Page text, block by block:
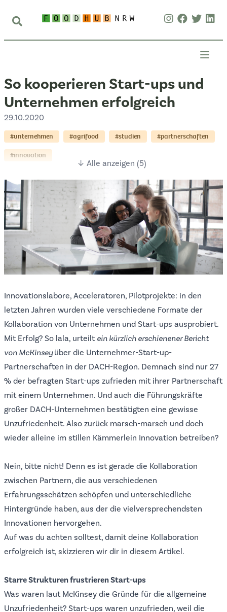
So kooperieren Start-ups und
Unternehmen erfolgreich
29.10.2020
#unternehmen #agrifood #studien
#partnerschaften
#innovation
↓ Alle anzeigen (5)
Innovationslabore, Acceleratoren, Pilotprojekte: in den
letzten Jahren wurden viele verschiedene Formate der
Kollaboration von Unternehmen und Start-ups ausprobiert.
Mit Erfolg? So lala, urteilt ein kürzlich erschienener Bericht
von McKinseyüber die Unternehmer-Start-up-
Partnerschaften in der DACH-Region. Demnach sind nur 27
% der befragten Start-ups zufrieden mit ihrer Partnerschaft
mit einem Unternehmen. Und auch die Führungskräfte
großer DACH-Unternehmen bestätigten eine gewisse
Unzufriedenheit. Also zurück marsch-marsch und doch
wieder alleine im stillen Kämmerlein Innovation betreiben?
Nein, bitte nicht! Denn es ist gerade die Kollaboration
zwischen Partnern, die aus verschiedenen
Erfahrungsschätzen schöpfen und unterschiedliche
Hintergründe haben, aus der die vielversprechendsten
Innovationen hervorgehen.
Auf was du achten solltest, damit deine Kollaboration
erfolgreich ist, skizzieren wir dir in diesem Artikel.
Starre Strukturen frustrieren Start-ups
Was waren laut McKinsey die Gründe für die allgemeine
Unzufriedenheit? Start-ups waren unzufrieden, weil die